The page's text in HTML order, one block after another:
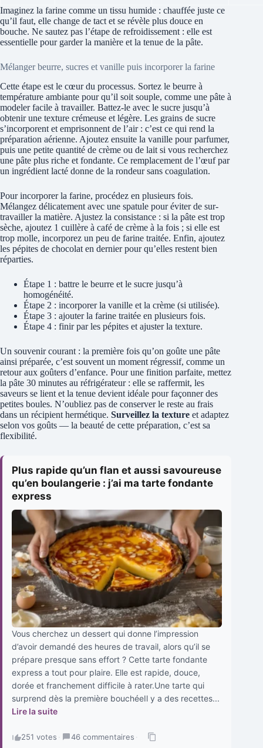
Imaginez la farine comme un tissu humide : chauffée juste ce
qu’il faut, elle change de tact et se révèle plus douce en
bouche. Ne sautez pas l’étape de refroidissement : elle est
essentielle pour garder la manière et la tenue de la pâte.
Mélanger beurre, sucres et vanille puis incorporer la farine
Cette étape est le cœur du processus. Sortez le beurre à
température ambiante pour qu’il soit souple, comme une pâte à
modeler facile à travailler. Battez-le avec le sucre jusqu’à
obtenir une texture crémeuse et légère. Les grains de sucre
s’incorporent et emprisonnent de l’air : c’est ce qui rend la
préparation aérienne. Ajoutez ensuite la vanille pour parfumer,
puis une petite quantité de crème ou de lait si vous recherchez
une pâte plus riche et fondante. Ce remplacement de l’œuf par
un ingrédient lacté donne de la rondeur sans coagulation.
Pour incorporer la farine, procédez en plusieurs fois.
Mélangez délicatement avec une spatule pour éviter de sur-
travailler la matière. Ajustez la consistance : si la pâte est trop
sèche, ajoutez 1 cuillère à café de crème à la fois ; si elle est
trop molle, incorporez un peu de farine traitée. Enfin, ajoutez
les pépites de chocolat en dernier pour qu’elles restent bien
réparties.
Étape 1 : battre le beurre et le sucre jusqu’à
homogénéité.
Étape 2 : incorporer la vanille et la crème (si utilisée).
Étape 3 : ajouter la farine traitée en plusieurs fois.
Étape 4 : finir par les pépites et ajuster la texture.
Un souvenir courant : la première fois qu’on goûte une pâte
ainsi préparée, c’est souvent un moment régressif, comme un
retour aux goûters d’enfance. Pour une finition parfaite, mettez
la pâte 30 minutes au réfrigérateur : elle se raffermit, les
saveurs se lient et la tenue devient idéale pour façonner des
petites boules. N’oubliez pas de conserver le reste au frais
dans un récipient hermétique. Surveillez la texture et adaptez
selon vos goûts — la beauté de cette préparation, c’est sa
flexibilité.
Plus rapide qu’un flan et aussi savoureuse
qu’en boulangerie : j’ai ma tarte fondante
express
Vous cherchez un dessert qui donne l’impression
d’avoir demandé des heures de travail, alors qu’il se
prépare presque sans effort ? Cette tarte fondante
express a tout pour plaire. Elle est rapide, douce,
dorée et franchement difficile à rater.Une tarte qui
surprend dès la première bouchéeIl y a des recettes...
Lire la suite
251 votes · 46 commentaires ·